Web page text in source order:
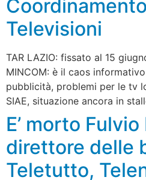
Televisioni
TAR LAZIO: fissato al 15
MINCOM: è il caos
pubblicità, problemi per le tv
SIAE, situazione ancora in
E’ morto
direttore delle
Teletutto,